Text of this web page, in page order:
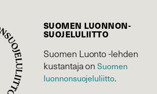
SUOMEN LUONNON­
SUOJELU­LIITTO
Suomen Luonto -lehden
kustantaja onSuomen
luonnonsuojelu­liitto.